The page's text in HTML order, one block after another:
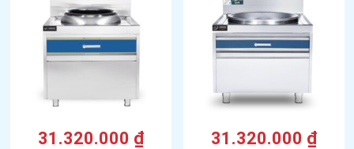
31.320.000 ₫ 31.320.000 ₫